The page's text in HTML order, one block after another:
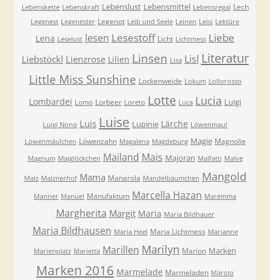
Lebenskette Lebenskraft Lebenslust Lebensmittel Lebensregal Lech
Legenest Legenester Legenot Leib und Seele Leinen Leisi Lektüre
Lena Leselust lesen Lesestoff Licht Lichtmess Liebe
Liebstöckl Lienzrose Lilien Linsen Lisa Lisl Literatur
Little Miss Sunshine Lockenweide Lokum Lollorosso
Lombardei Lomo Lorbeer Loreto Lotte Luca Lucia Luigi
Luigi Nono Luis Luise Lupinie Lärche Löwenmaul
Löwenmäulchen Löwenzahn Magalena Magdeburg Magie Magnolie
Magnum Maiglöckchen Mailand Mais Majoran Malfatti Malve
Malz Malznerhof Mama Manarola Mandelbäumchen Mangold
Manner Manuel Manufaktum Marcella Hazan Maremma
Margherita Margit Maria Maria Bildhauer
Maria Bildhausen Maria Heel Maria Lichtmess Marianne
Marienplatz Marietta Marillen Marilyn Marion Marken
Marken 2016 Marmelade Marmeladen Marolo